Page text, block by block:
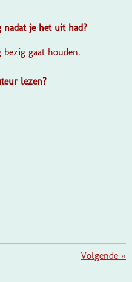
nadat je het uit had?
gaat houden.
lezen?
Volgende »